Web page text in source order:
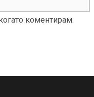
коментирам.